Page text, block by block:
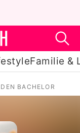
Familie &
BACHELOR